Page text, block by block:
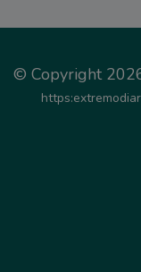
© Copyright